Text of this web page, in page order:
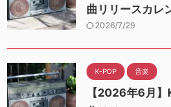
曲リリースカレ
2026/7/29
K-POP 音楽
【2026年6月